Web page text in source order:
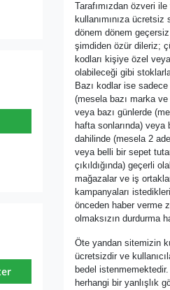
Tarafımızdan özveri ile
kullanımınıza
dönem dönem
şimdiden özür dileriz;
kodları kişiye özel
olabileceği gibi
Bazı kodlar ise sadece
(mesela bazı marka
veya bazı günlerde
hafta sonlarında) veya
dahilinde (mesela 2
veya belli bir sepet
çıkıldığında) geçerli
mağazalar ve iş
kampanyaları
önceden haber verme
olmaksızın durdurma
Öte yandan sitemizin
ücretsizdir ve
bedel
herhangi bir yanlışlık